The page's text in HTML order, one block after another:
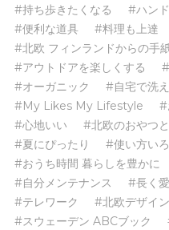
#持ち歩きたくなる
#ハン
#便利な道具
#料理も上達
#北欧 フィンランドからの手
#アウトドアを楽しくする
#オーガニック
#自宅で洗
#My Likes My Lifestyle
#
#心地いい
#北欧のおやつ
#夏にぴったり
#使い方い
#おうち時間 暮らしを豊かに
#自分メンテナンス
#長く
#テレワーク
#北欧デザイン
#スウェーデン ABCブック